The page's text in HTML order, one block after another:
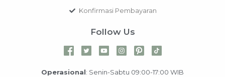
Konfirmasi Pembayaran
Follow Us
Operasional: Senin-Sabtu 09:00-17:00 WIB